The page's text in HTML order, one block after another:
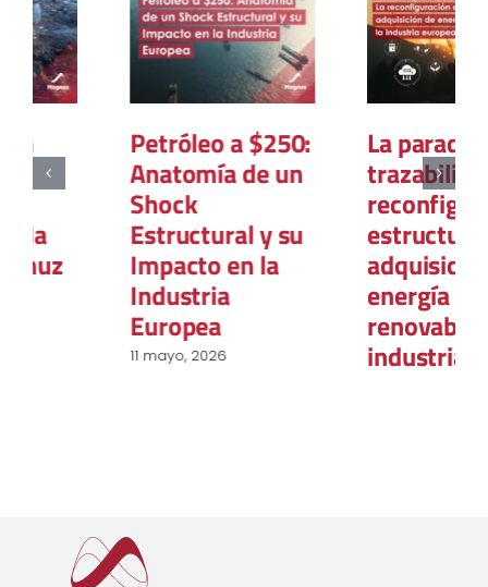
La paradoja de la
trazabilidad: La
reconfiguración
estructural de la
adquisición de
renovable en la
industria
La Geopolítica
del Gas Natural:
El Nuevo Mapa
del Poder Global
12 marzo, 2026